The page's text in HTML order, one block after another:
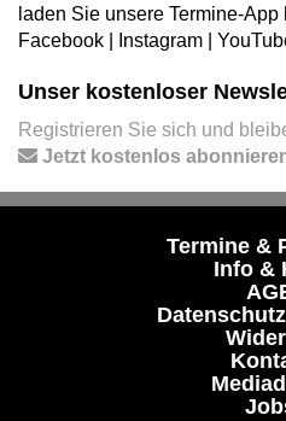
laden Sie unsere Termine-App
Facebook
Instagram
Unser kostenloser
Registrieren Sie sich und
Jetzt kostenlos
Termine &
Info &